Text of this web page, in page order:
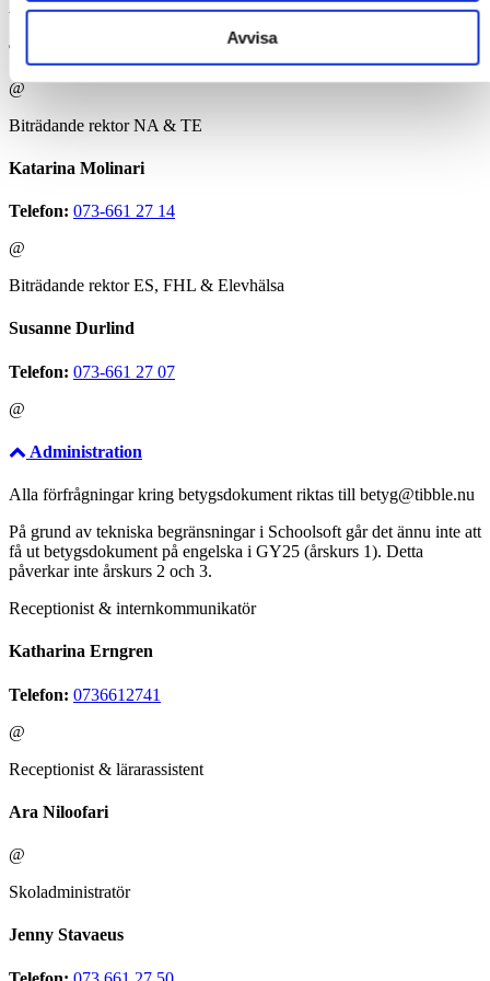
Avvisa
Andreas Franke
Telefon:
@
Biträdande rektor NA & TE
Katarina Molinari
Telefon: 073-661 27 14
@
Biträdande rektor ES, FHL & Elevhälsa
Susanne Durlind
Telefon: 073-661 27 07
@
Administration
Alla förfrågningar kring betygsdokument riktas till betyg@tibble.nu
På grund av tekniska begränsningar i Schoolsoft går det ännu inte att
få ut betygsdokument på engelska i GY25 (årskurs 1). Detta
påverkar inte årskurs 2 och 3.
Receptionist & internkommunikatör
Katharina Erngren
Telefon: 0736612741
@
Receptionist & lärarassistent
Ara Niloofari
@
Skoladministratör
Jenny Stavaeus